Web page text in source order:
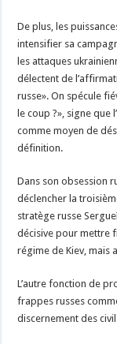
De plus, les
intensifier sa
les attaques
délectent de
russe». On spécule
le coup ?», signe que
comme moyen de
définition.
Dans son obsession
déclencher la
stratège russe
décisive pour mettre
régime de Kiev, mais
L’autre fonction de
frappes russes
discernement des